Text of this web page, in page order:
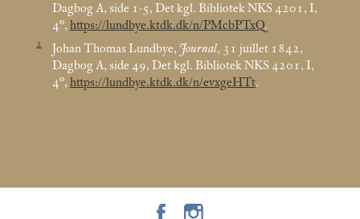
Dagbog A, side 1-5, Det kgl. Bibliotek NKS 4201, I,
4°, https://lundbye.ktdk.dk/n/PMcbPTxQ.
2 Johan Thomas Lundbye, Journal, 31 juillet 1842,
Dagbog A, side 49, Det kgl. Bibliotek NKS 4201, I,
4°, https://lundbye.ktdk.dk/n/evxgeHTt.